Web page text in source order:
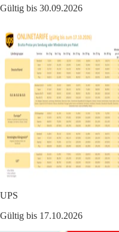
Gültig bis 30.09.2026
UPS
Gültig bis 17.10.2026